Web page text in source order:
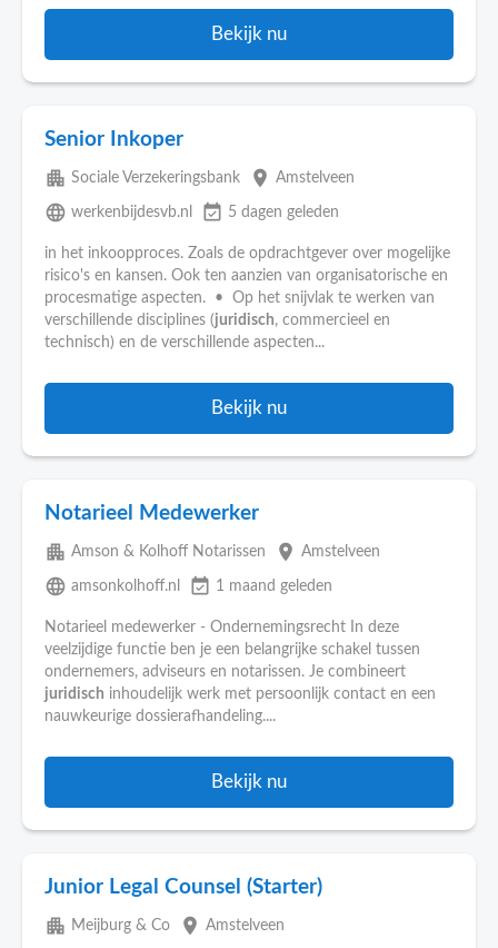
Bekijk nu
Senior Inkoper
apartment Sociale Verzekeringsbank place Amstelveen
language werkenbijdesvb.nl event_available 5 dagen geleden
in het inkoopproces. Zoals de opdrachtgever over mogelijke
risico's en kansen. Ook ten aanzien van organisatorische en
procesmatige aspecten. • Op het snijvlak te werken van
verschillende disciplines (juridisch, commercieel en
technisch) en de verschillende aspecten...
Bekijk nu
Notarieel Medewerker
apartment Amson & Kolhoff Notarissen place Amstelveen
language amsonkolhoff.nl event_available 1 maand geleden
Notarieel medewerker - Ondernemingsrecht In deze
veelzijdige functie ben je een belangrijke schakel tussen
ondernemers, adviseurs en notarissen. Je combineert
juridisch inhoudelijk werk met persoonlijk contact en een
nauwkeurige dossierafhandeling....
Bekijk nu
Junior Legal Counsel (Starter)
apartment Meijburg & Co place Amstelveen